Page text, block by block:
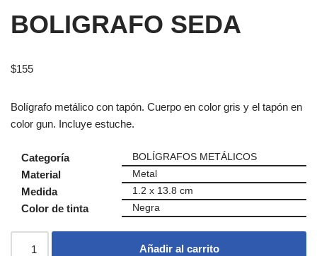
BOLIGRAFO SEDA
$155
Bolígrafo metálico con tapón. Cuerpo en color gris y el tapón en
color gun. Incluye estuche.
Categoría BOLÍGRAFOS METÁLICOS
Material Metal
Medida 1.2 x 13.8 cm
Color de tinta Negra
Añadir al carrito